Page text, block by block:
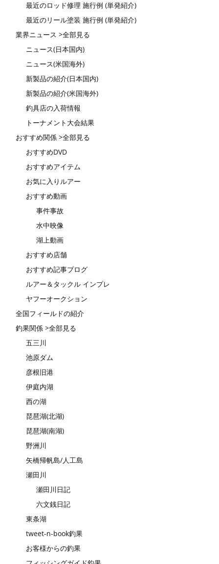
最近のロッド修理 施行例 (単発紹介)
最近のリール塗装 施行例 (単発紹介)
業界ニュース >全部見る
ニュース(日本国内)
ニュース(米国海外)
新製品の紹介(日本国内)
新製品の紹介(米国海外)
釣具店の入荷情報
トーナメント大会結果
おすすめ関係 >全部見る
おすすめDVD
おすすめアイテム
お気に入りルアー
おすすめ動画
事件事故
水中映像
湖上動画
おすすめ店舗
おすすめ記事ブログ
ルアー＆タックル インプレ
ヤフーオークション
全国フィールドの紹介
釣果関係 >全部見る
五三川
池原ダム
彦根旧港
伊庭内湖
西の湖
琵琶湖(北湖)
琵琶湖(南湖)
野洲川
矢橋帰帆島/人工島
瀬田川
瀬田川日記
六文銭日記
東条湖
tweet-n-book釣果
お客様からの釣果